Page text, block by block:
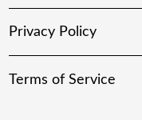
Privacy Policy
Terms of Service